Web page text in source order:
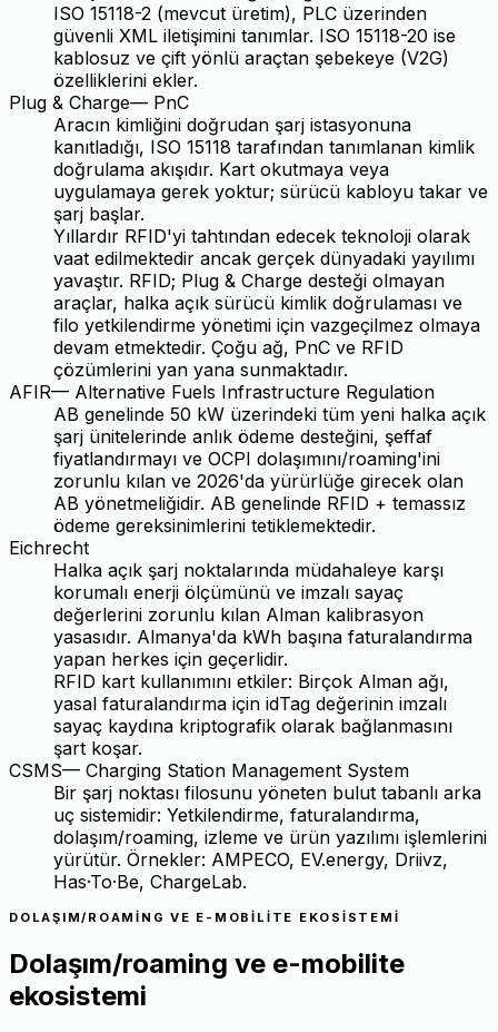
ISO 15118-2 (mevcut üretim), PLC üzerinden
güvenli XML iletişimini tanımlar. ISO 15118-20 ise
kablosuz ve çift yönlü araçtan şebekeye (V2G)
özelliklerini ekler.
Plug & Charge— PnC
Aracın kimliğini doğrudan şarj istasyonuna
kanıtladığı, ISO 15118 tarafından tanımlanan kimlik
doğrulama akışıdır. Kart okutmaya veya
uygulamaya gerek yoktur; sürücü kabloyu takar ve
şarj başlar.
Yıllardır RFID'yi tahtından edecek teknoloji olarak
vaat edilmektedir ancak gerçek dünyadaki yayılımı
yavaştır. RFID; Plug & Charge desteği olmayan
araçlar, halka açık sürücü kimlik doğrulaması ve
filo yetkilendirme yönetimi için vazgeçilmez olmaya
devam etmektedir. Çoğu ağ, PnC ve RFID
çözümlerini yan yana sunmaktadır.
AFIR— Alternative Fuels Infrastructure Regulation
AB genelinde 50 kW üzerindeki tüm yeni halka açık
şarj ünitelerinde anlık ödeme desteğini, şeffaf
fiyatlandırmayı ve OCPI dolaşımını/roaming'ini
zorunlu kılan ve 2026'da yürürlüğe girecek olan
AB yönetmeliğidir. AB genelinde RFID + temassız
ödeme gereksinimlerini tetiklemektedir.
Eichrecht
Halka açık şarj noktalarında müdahaleye karşı
korumalı enerji ölçümünü ve imzalı sayaç
değerlerini zorunlu kılan Alman kalibrasyon
yasasıdır. Almanya'da kWh başına faturalandırma
yapan herkes için geçerlidir.
RFID kart kullanımını etkiler: Birçok Alman ağı,
yasal faturalandırma için idTag değerinin imzalı
sayaç kaydına kriptografik olarak bağlanmasını
şart koşar.
CSMS— Charging Station Management System
Bir şarj noktası filosunu yöneten bulut tabanlı arka
uç sistemidir: Yetkilendirme, faturalandırma,
dolaşım/roaming, izleme ve ürün yazılımı işlemlerini
yürütür. Örnekler: AMPECO, EV.energy, Driivz,
Has·To·Be, ChargeLab.
DOLAŞIM/ROAMING VE E-MOBILITE EKOSISTEMI
Dolaşım/roaming ve e-mobilite
ekosistemi